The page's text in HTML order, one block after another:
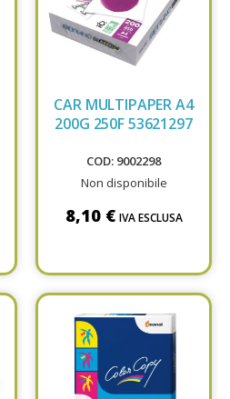
CAR MULTIPAPER A4
200G 250F 53621297
COD: 9002298
Non disponibile
8,10 € IVA ESCLUSA